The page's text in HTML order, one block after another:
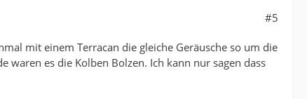
#5
mit einem Terracan die gleiche Geräusche so um die
waren es die Kolben Bolzen. Ich kann nur sagen dass